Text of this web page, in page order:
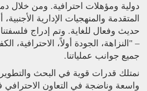
دولية ومؤهلات احترافية. ومن خلال
المتقدمة والمنهجيات الإدارية
حديث وفعال للغاية. وتم إدراج فلسفتنا
– "النزاهة، الجودة أولاً، الاحترافية،
جميع جوانب عملياتنا.
نمتلك قدرات قوية في البحث
واسعة وناضجة في التعاون الاحترافي